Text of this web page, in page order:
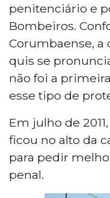
penitenciário e
Bombeiros.
Corumbaense, a
quis se
não foi a
esse tipo de
Em julho de
ficou no alto da
para pedir
penal.